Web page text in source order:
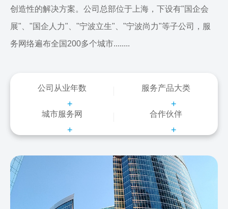
创造性的解决方案。公司总部位于上海，下设有"国企会
展"、"国企人力"、"宁波立生"、"宁波尚力"等子公司，服
务网络遍布全国200多个城市........
公司从业年数
+
服务产品大类
+
城市服务网
+
合作伙伴
+